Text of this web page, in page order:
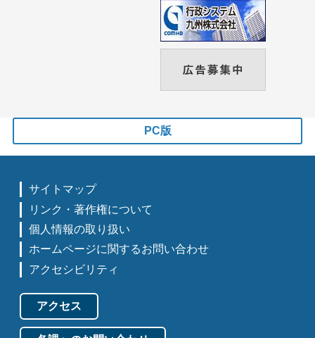
PC版
サイトマップ
リンク・著作権について
個人情報の取り扱い
ホームページに関するお問い合わせ
アクセシビリティ
アクセス